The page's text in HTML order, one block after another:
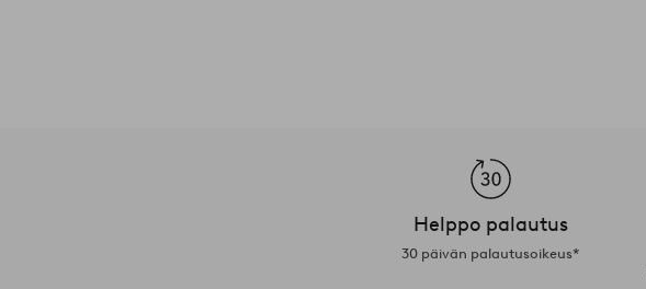
Helppo palautus
30 päivän palautusoikeus*